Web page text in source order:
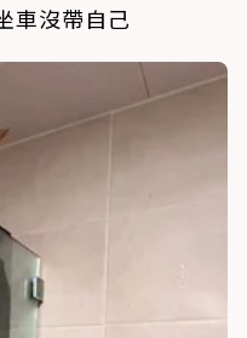
車沒帶自己